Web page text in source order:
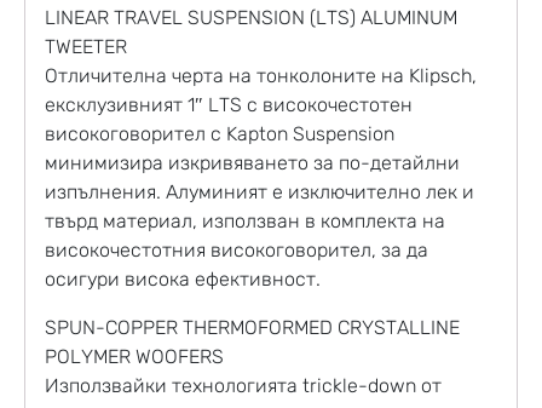
LINEAR TRAVEL SUSPENSION (LTS) ALUMINUM
TWEETER
Отличителна черта на тонколоните на Klipsch,
ексклузивният 1″ LTS с високочестотен
високоговорител с Kapton Suspension
минимизира изкривяването за по-детайлни
изпълнения. Алуминият е изключително лек и
твърд материал, използван в комплекта на
високочестотния високоговорител, за да
осигури висока ефективност.
SPUN-COPPER THERMOFORMED CRYSTALLINE
POLYMER WOOFERS
Използвайки технологията trickle-down от